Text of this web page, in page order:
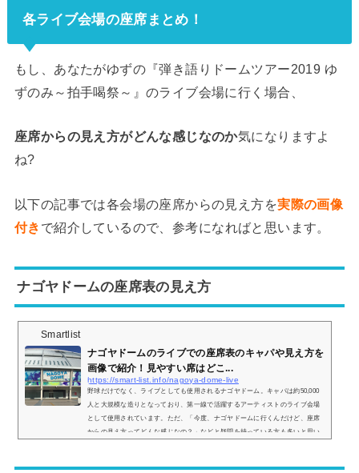
各ライブ会場の座席まとめ！
もし、あなたがゆずの『弾き語りドームツアー2019 ゆ
ずのみ～拍手喝祭～』のライブ会場に行く場合、
座席からの見え方がどんな感じなのか気になりますよ
ね?
以下の記事では各会場の座席からの見え方を実際の画像
付き で紹介しているので、参考になればと思います。
ナゴヤドームの座席表の見え方
Smartlist
ナゴヤドームのライブでの座席表のキャパや見え方を
画像で紹介！見やすい席はどこ...
https://smart-list.info/nagoya-dome-live
野球だけでなく、ライブとしても使用されるナゴヤドーム。キャパは約50,000
人と大規模な造りとなっており、第一線で活躍するアーティストのライブ会場
として使用されています。ただ、「今度、ナゴヤドームに行くんだけど、座席
からの見え方ってどんな感じなの？」などと疑問を持っている方も多いと思い